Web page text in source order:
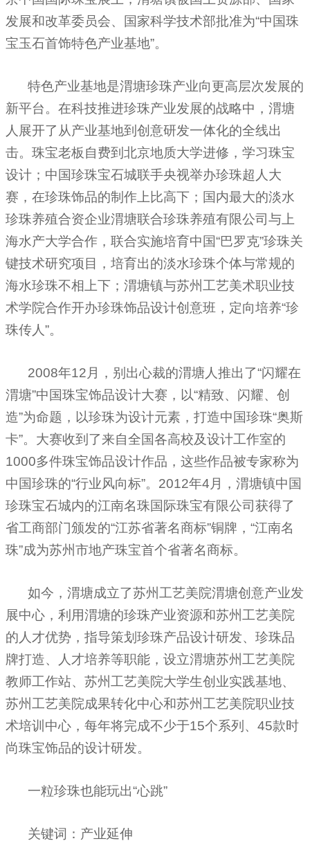
发展和改革委员会、国家科学技术部批准为“中国珠
宝玉石首饰特色产业基地”。
特色产业基地是渭塘珍珠产业向更高层次发展的
新平台。在科技推进珍珠产业发展的战略中，渭塘
人展开了从产业基地到创意研发一体化的全线出
击。珠宝老板自费到北京地质大学进修，学习珠宝
设计；中国珍珠宝石城联手央视举办珍珠超人大
赛，在珍珠饰品的制作上比高下；国内最大的淡水
珍珠养殖合资企业渭塘联合珍珠养殖有限公司与上
海水产大学合作，联合实施培育中国“巴罗克”珍珠关
键技术研究项目，培育出的淡水珍珠个体与常规的
海水珍珠不相上下；渭塘镇与苏州工艺美术职业技
术学院合作开办珍珠饰品设计创意班，定向培养“珍
珠传人”。
2008年12 月，别出心裁的渭塘人推出了“闪耀在
渭塘”中国珠宝饰品设计大赛，以“精致、闪耀、创
造”为命题，以珍珠为设计元素，打造中国珍珠“奥斯
卡”。大赛收到了来自全国各高校及设计工作室的
1000多件珠宝饰品设计作品，这些作品被专家称为
中国珍珠的“行业风向标”。 2012年4 月，渭塘镇中国
珍珠宝石城内的江南名珠国际珠宝有限公司获得了
省工商部门颁发的“江苏省著名商标”铜牌，“江南名
珠”成为苏州市地产珠宝首个省著名商标。
如今，渭塘成立了苏州工艺美院渭塘创意产业发
展中心，利用渭塘的珍珠产业资源和苏州工艺美院
的人才优势，指导策划珍珠产品设计研发、珍珠品
牌打造、人才培养等职能，设立渭塘苏州工艺美院
教师工作站、苏州工艺美院大学生创业实践基地、
苏州工艺美院成果转化中心和苏州工艺美院职业技
术培训中心，每年将完成不少于15个系列、 45款时
尚珠宝饰品的设计研发。
一粒珍珠也能玩出“心跳”
关键词：产业延伸